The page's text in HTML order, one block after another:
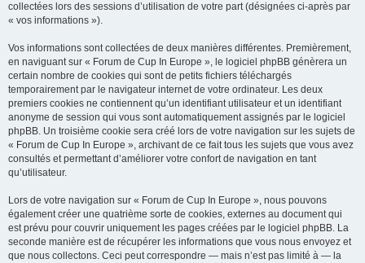
collectées lors des sessions d’utilisation de votre part (désignées ci-après par
« vos informations »).
Vos informations sont collectées de deux manières différentes. Premièrement,
en naviguant sur « Forum de Cup In Europe », le logiciel phpBB génèrera un
certain nombre de cookies qui sont de petits fichiers téléchargés
temporairement par le navigateur internet de votre ordinateur. Les deux
premiers cookies ne contiennent qu’un identifiant utilisateur et un identifiant
anonyme de session qui vous sont automatiquement assignés par le logiciel
phpBB. Un troisième cookie sera créé lors de votre navigation sur les sujets de
« Forum de Cup In Europe », archivant de ce fait tous les sujets que vous avez
consultés et permettant d’améliorer votre confort de navigation en tant
qu’utilisateur.
Lors de votre navigation sur « Forum de Cup In Europe », nous pouvons
également créer une quatrième sorte de cookies, externes au document qui
est prévu pour couvrir uniquement les pages créées par le logiciel phpBB. La
seconde manière est de récupérer les informations que vous nous envoyez et
que nous collectons. Ceci peut correspondre — mais n’est pas limité à — la